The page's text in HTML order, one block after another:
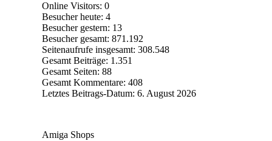
Online Visitors: 0
Besucher heute: 4
Besucher gestern: 13
Besucher gesamt: 871.192
Seitenaufrufe insgesamt: 308.548
Gesamt Beiträge: 1.351
Gesamt Seiten: 88
Gesamt Kommentare: 408
Letztes Beitrags-Datum: 6. August 2026
Amiga Shops